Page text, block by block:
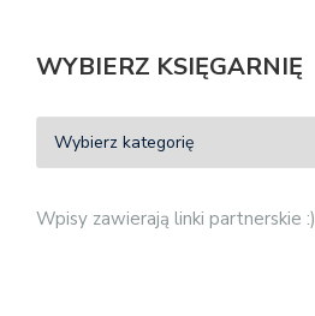
WYBIERZ KSIĘGARNIĘ
Wpisy zawierają linki partnerskie :)